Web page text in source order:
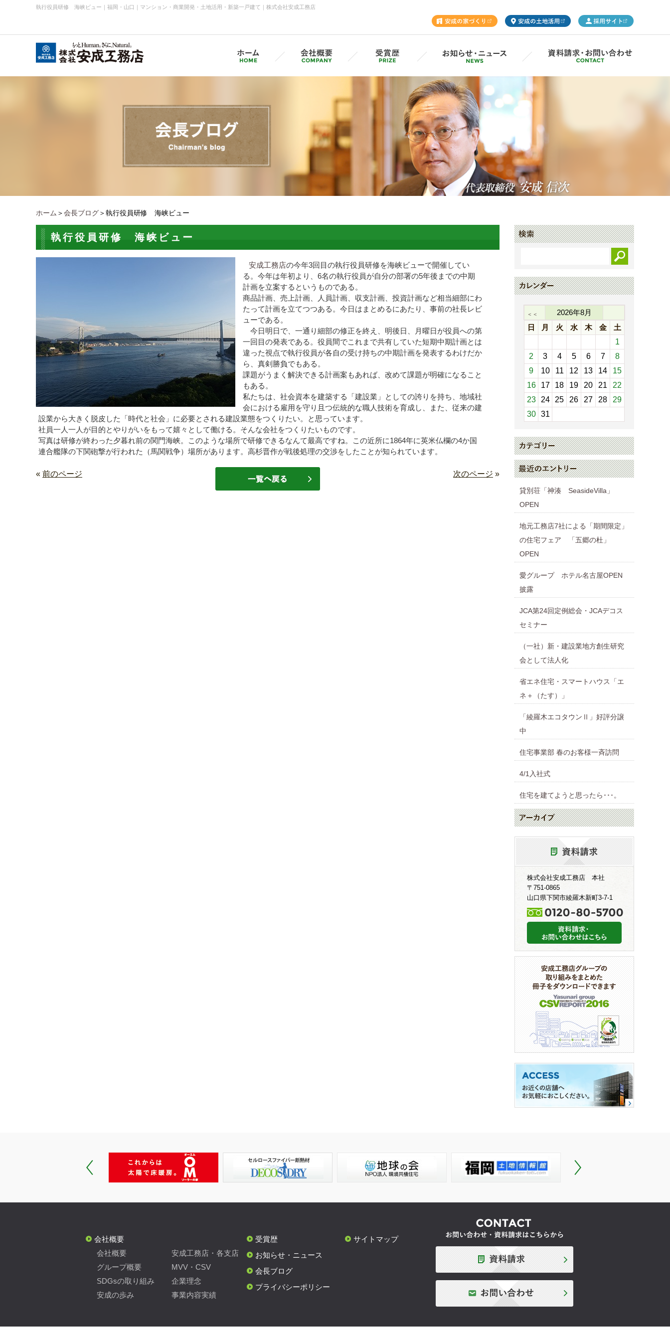
執行役員研修 海峡ビュー ｜ 福岡・山口｜マンション・商業開発・土地活用・新築一戸建て｜株式会社安成工務店
安成工務店・各支店 グループ概要
事業内容実績 SDGsの取り組み
採用情報（採用サイトへ）
ホーム ＞会長ブログ＞執行役員研修 海峡ビュー
執行役員研修 海峡ビュー
安成工務店の今年3回目の執行役員研修を海峡ビューで開催してい
る。今年は年初より、6名の執行役員が自分の部署の5年後までの中期
計画を立案するというものである。
商品計画、売上計画、人員計画、収支計画、投資計画など相当細部にわ
たって計画を立てつつある。今日はまとめるにあたり、事前の社長レビ
ューである。
今日明日で、一通り細部の修正を終え、明後日、月曜日が役員への第
一回目の発表である。役員間でこれまで共有していた短期中期計画とは
違った視点で執行役員が各自の受け持ちの中期計画を発表するわけだか
ら、真剣勝負でもある。
課題がうまく解決できる計画案もあれば、改めて課題が明確になること
もある。
私たちは、社会資本を建築する「建設業」としての誇りを持ち、地域社
会における雇用を守り且つ伝統的な職人技術を育成し、また、従来の建
設業から大きく脱皮した「時代と社会」に必要とされる建設業態をつくりたい。と思っています。
社員一人一人が目的とやりがいをもって嬉々として働ける。そんな会社をつくりたいものです。
写真は研修が終わった夕暮れ前の関門海峡。このような場所で研修できるなんて最高ですね。この近所に1864年に英米仏欄の4か国
連合艦隊の下関砲撃が行われた（馬関戦争）場所があります。高杉晋作が戦後処理の交渉をしたことが知られています。
« 前のページ 次のページ »
2026年8月
日
月 火 水 木 金
土
1
2
3 4 5 6 7
8
9
10 11 12 13 14
15
16
17 18 19 20 21
22
23
24 25 26 27 28
29
30
31
＜＜
貸別荘「神湊 SeasideVilla」
OPEN
地元工務店7社による「期間限定」
の住宅フェア 「五郷の杜」
OPEN
愛グループ ホテル名古屋OPEN
披露
JCA第24回定例総会・JCAデコス
セミナー
（一社）新・建設業地方創生研究
会として法人化
省エネ住宅・スマートハウス「エ
ネ＋（たす）」
「綾羅木エコタウンⅡ」好評分譲
中
住宅事業部 春のお客様一斉訪問
4/1入社式
住宅を建てようと思ったら･･･。
株式会社安成工務店 本社
〒751-0865
山口県下関市綾羅木新町3-7-1
会社概要
会社概要
安成工務店・各支店
グループ概要
MVV・CSV
SDGsの取り組み
企業理念
安成の歩み
事業内容実績
受賞歴
お知らせ・ニュース
会長ブログ
プライバシーポリシー
サイトマップ